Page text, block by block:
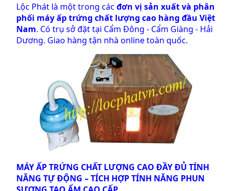
Lộc Phát là một trong các đơn vị sản xuất và phân
phối máy ấp trứng chất lượng cao hàng đầu Việt
Nam. Có trụ sở đặt tại Cẩm Đông - Cẩm Giàng - Hải
Dương. Giao hàng tận nhà online toàn quốc.
MÁY ẤP TRỨNG CHẤT LƯỢNG CAO ĐẦY ĐỦ TÍNH
NĂNG TỰ ĐỘNG – TÍCH HỢP TÍNH NĂNG PHUN